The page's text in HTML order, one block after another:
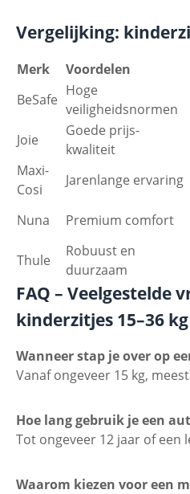
Vergelijking:
Merk Voordelen
BeSafe
Hoge
veiligheidsnormen
Joie
Goede prijs-
kwaliteit
Maxi-
Cosi
Jarenlange ervaring
Nuna Premium comfort
Thule
Robuust en
duurzaam
FAQ – Veelgestelde
kinderzitjes 15–36 kg
Wanneer stap je over op
Vanaf ongeveer 15 kg,
Hoe lang gebruik je een
Tot ongeveer 12 jaar of een
Waarom kiezen voor een